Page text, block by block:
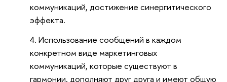
коммуникаций, достижение синергитического
эффекта.
Использование сообщений в каждом
конкретном виде маркетинговых
коммуникаций, которые существуют в
гармонии, дополняют друг друга и имеют общую